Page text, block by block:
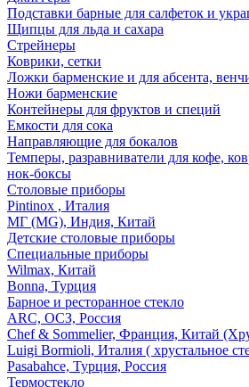
Подставки барные для салфеток и
Щипцы для льда и сахара
Стрейнеры
Коврики, сетки
Ложки барменские и для абсента,
Ножи барменские
Контейнеры для фруктов и специй
Емкости для сока
Направляющие для бокалов
Темперы, разравниватели для кофе,
нок-боксы
Столовые приборы
Pintinox , Италия
МГ (MG), Индия, Китай
Детские столовые приборы
Специальные приборы
Wilmax, Китай
Bonna, Турция
Барное и ресторанное стекло
ARC, ОСЗ, Россия
Chef & Sommelier, Франция, Китай
Luigi Bormioli, Италия ( хрустальное
Pasabahce, Турция, Россия
Термостекло